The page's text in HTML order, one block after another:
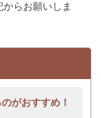
らお願いしま
がおすすめ！